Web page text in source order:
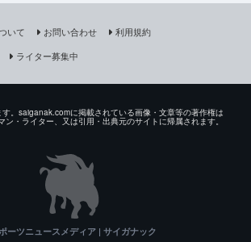
いて お問い合わせ
利用規約
ライター募集中
。saiganak.comに掲載されている画像・文章等の著作権は
・ライター、又は引用・出典元のサイトに帰属されます。
ーツニュースメディア | サイガナック